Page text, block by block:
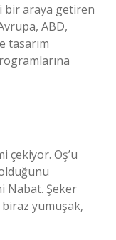
bir araya getiren
ABD,
tasarım
çekiyor. Oş’u
Nabat. Şeker
yumuşak,